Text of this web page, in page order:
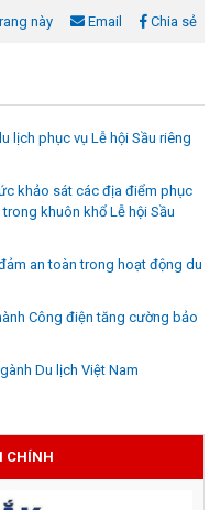
này Email Chia sẻ
lịch phục vụ Lễ hội Sầu riêng
khảo sát các địa điểm phục
khuôn khổ Lễ hội Sầu
an toàn trong hoạt động du
Công điện tăng cường bảo
Du lịch Việt Nam
CHÍNH